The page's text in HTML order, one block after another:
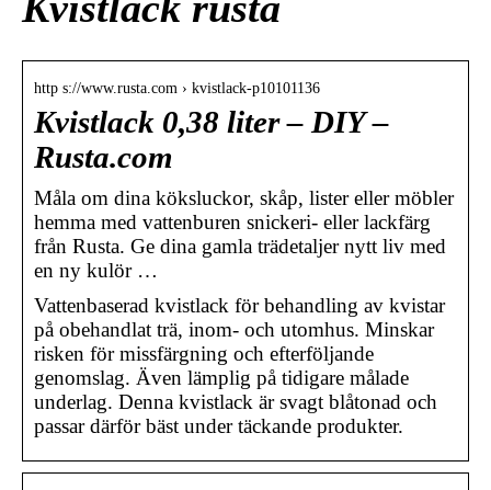
http s://www.rusta.com › kvistlack-p10101136
Kvistlack 0,38 liter – DIY –
Rusta.com
Måla om dina köksluckor, skåp, lister eller möbler
hemma med vattenburen snickeri- eller lackfärg
från Rusta. Ge dina gamla trädetaljer nytt liv med
en ny kulör …
Vattenbaserad kvistlack för behandling av kvistar
på obehandlat trä, inom- och utomhus. Minskar
risken för missfärgning och efterföljande
genomslag. Även lämplig på tidigare målade
underlag. Denna kvistlack är svagt blåtonad och
passar därför bäst under täckande produkter.